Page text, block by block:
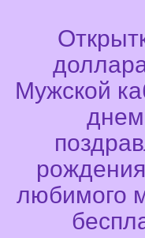
Мужской
любимого